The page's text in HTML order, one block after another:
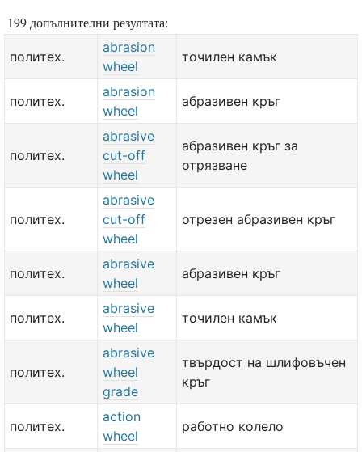
199 допълнителни резултата:
политех.
abrasion
wheel
точилен камък
политех.
abrasion
wheel
абразивен кръг
политех.
abrasive
cut-off
wheel
абразивен кръг за
отрязване
политех.
abrasive
cut-off
wheel
отрезен абразивен кръг
политех.
abrasive
wheel
абразивен кръг
политех.
abrasive
wheel
точилен камък
политех.
abrasive
wheel
grade
твърдост на шлифовъчен
кръг
политех.
action
wheel
работно колело